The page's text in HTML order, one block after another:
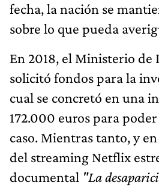
fecha, la nación se
sobre lo que pueda
En 2018, el Ministerio
solicitó fondos para la
cual se concretó en una
172.000 euros para
caso. Mientras tanto, y
del streaming Netflix
documental "La